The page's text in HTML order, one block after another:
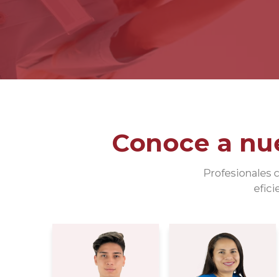
Conoce a
Profesionales